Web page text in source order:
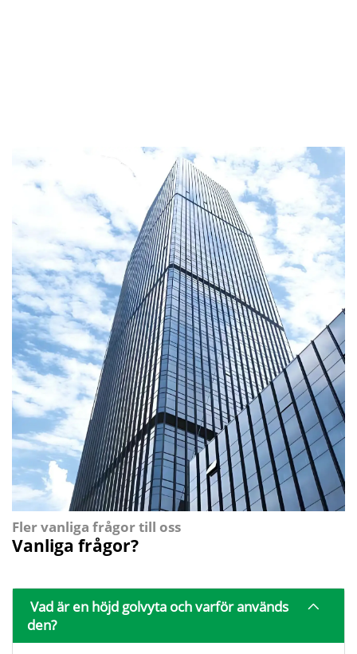
Fler vanliga frågor till oss
Vanliga frågor?
Vad är en höjd golvyta och varför används
den?